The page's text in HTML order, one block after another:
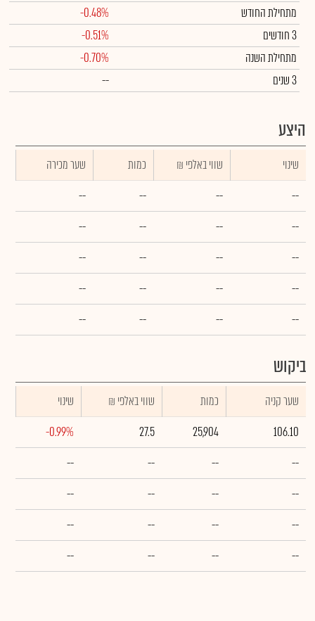
מתחילת החודש
-0.48%
3 חודשים
-0.51%
מתחילת השנה
-0.70%
3 שנים
--
היצע
שינוי ₪ שווי באלפי כמות
שער מכירה
--
--
--
--
--
--
--
--
--
--
--
--
--
--
--
--
--
--
--
--
ביקוש
שער קניה כמות ₪ שווי באלפי
שינוי
106.10
25,904
27.5
-0.99%
--
--
--
--
--
--
--
--
--
--
--
--
--
--
--
--